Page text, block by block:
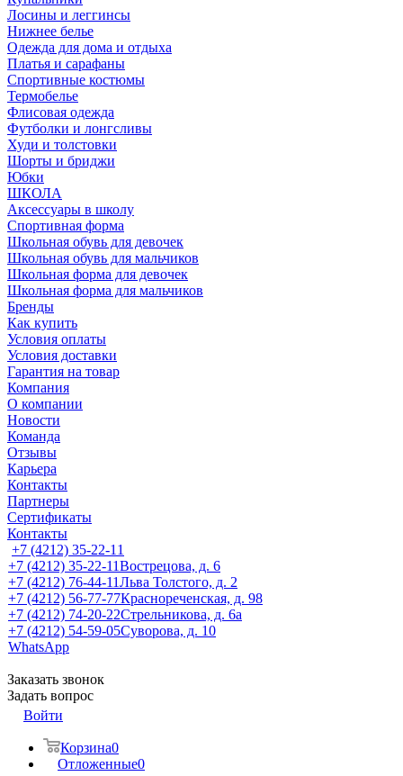
Лосины и леггинсы
Нижнее белье
Одежда для дома и отдыха
Платья и сарафаны
Спортивные костюмы
Термобелье
Флисовая одежда
Футболки и лонгсливы
Худи и толстовки
Шорты и бриджи
Юбки
ШКОЛА
Аксессуары в школу
Спортивная форма
Школьная обувь для девочек
Школьная обувь для мальчиков
Школьная форма для девочек
Школьная форма для мальчиков
Бренды
Как купить
Условия оплаты
Условия доставки
Гарантия на товар
Компания
О компании
Новости
Команда
Отзывы
Карьера
Контакты
Партнеры
Сертификаты
Контакты
+7 (4212) 35-22-11
+7 (4212) 35-22-11Вострецова, д. 6
+7 (4212) 76-44-11Льва Толстого, д. 2
+7 (4212) 56-77-77Краснореченская, д. 98
+7 (4212) 74-20-22Стрельникова, д. 6а
+7 (4212) 54-59-05Суворова, д. 10
WhatsApp
Заказать звонок
Задать вопрос
Войти
Корзина0
Отложенные0